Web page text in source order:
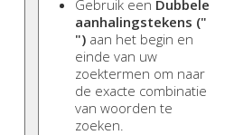
Gebruik een Dubbele
aanhalingstekens ("
") aan het begin en
einde van uw
zoektermen om naar
de exacte combinatie
van woorden te
zoeken.